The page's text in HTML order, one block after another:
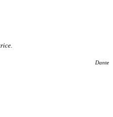
Dante